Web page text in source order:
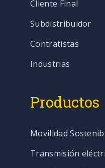
Cliente Final
Subdistribuidor
Contratistas
Industrias
Productos
Movilidad
Transmisión